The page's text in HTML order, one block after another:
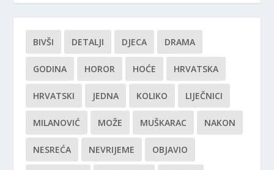
BIVŠI DETALJI DJECA DRAMA
GODINA HOROR HOĆE HRVATSKA
HRVATSKI JEDNA KOLIKO LIJEČNICI
MILANOVIĆ MOŽE MUŠKARAC NAKON
NESREĆA NEVRIJEME OBJAVIO